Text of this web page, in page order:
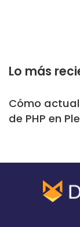
Lo más
Cómo
de PHP en